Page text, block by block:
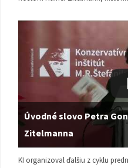
Úvodné slovo Petra
Zitelmanna
KI organizoval ďalšiu z cyklu